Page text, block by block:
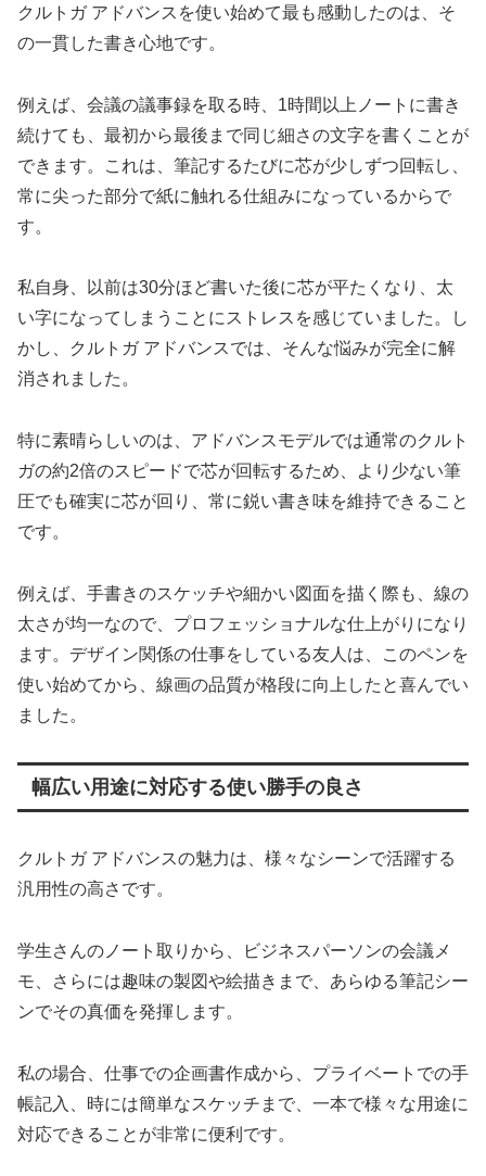
クルトガ アドバンスを使い始めて最も感動したのは、そ
の一貫した書き心地です。
例えば、会議の議事録を取る時、1時間以上ノートに書き
続けても、最初から最後まで同じ細さの文字を書くことが
できます。これは、筆記するたびに芯が少しずつ回転し、
常に尖った部分で紙に触れる仕組みになっているからで
す。
私自身、以前は30分ほど書いた後に芯が平たくなり、太
い字になってしまうことにストレスを感じていました。し
かし、クルトガ アドバンスでは、そんな悩みが完全に解
消されました。
特に素晴らしいのは、アドバンスモデルでは通常のクルト
ガの約2倍のスピードで芯が回転するため、より少ない筆
圧でも確実に芯が回り、常に鋭い書き味を維持できること
です。
例えば、手書きのスケッチや細かい図面を描く際も、線の
太さが均一なので、プロフェッショナルな仕上がりになり
ます。デザイン関係の仕事をしている友人は、このペンを
使い始めてから、線画の品質が格段に向上したと喜んでい
ました。
幅広い用途に対応する使い勝手の良さ
クルトガ アドバンスの魅力は、様々なシーンで活躍する
汎用性の高さです。
学生さんのノート取りから、ビジネスパーソンの会議メ
モ、さらには趣味の製図や絵描きまで、あらゆる筆記シー
ンでその真価を発揮します。
私の場合、仕事での企画書作成から、プライベートでの手
帳記入、時には簡単なスケッチまで、一本で様々な用途に
対応できることが非常に便利です。